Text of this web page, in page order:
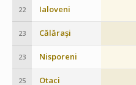
22 Ialoveni
23 Călărași
23 Nisporeni
25 Otaci